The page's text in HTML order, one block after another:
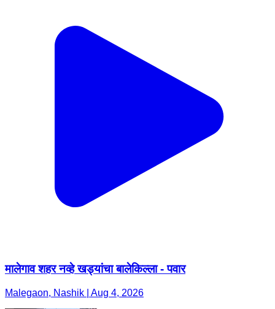
मालेगाव शहर नव्हे खड्यांचा बालेकिल्ला - पवार
Malegaon, Nashik | Aug 4, 2026